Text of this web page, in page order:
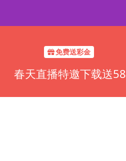
免费送彩金
春天直播特邀下载送58